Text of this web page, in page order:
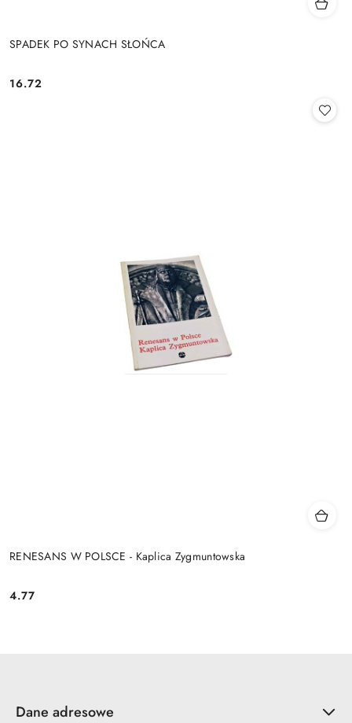
SPADEK PO SYNACH SŁOŃCA
Cena:
16.72
RENESANS W POLSCE - Kaplica Zygmuntowska
Cena:
4.77
Dane adresowe